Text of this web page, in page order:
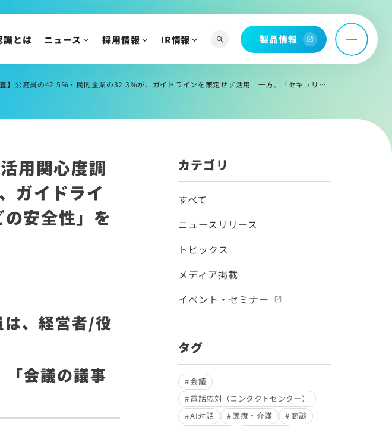
株主・投資家の皆様へ
IR資料/決算短信および関連資料
財務ハイライト
株主総会/株式関連情報
IRについてのご質問
識とは ニュース 採用情報 IR情報 search 製品情報 open_in_new
％・民間企業の32.3％が、ガイドラインを策定せず活用 一方、「セキュリティなどの安全性」を懸念する声が66.0％
用関心度調
ガイドライ
安全性」を
、経営者/役
会議の議事
カテゴリ
すべて
ニュースリリース
トピックス
メディア掲載
イベント・セミナー
タグ
会議
電話応対（コンタクトセンター）
AI対話
医療・介護
商談